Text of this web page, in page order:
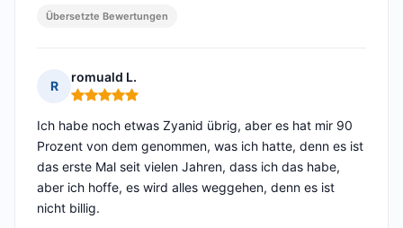
Übersetzte Bewertungen
R
romuald L.
Hinweis: 5 von 5
Ich habe noch etwas Zyanid übrig, aber es hat mir 90
Prozent von dem genommen, was ich hatte, denn es ist
das erste Mal seit vielen Jahren, dass ich das habe,
aber ich hoffe, es wird alles weggehen, denn es ist
nicht billig.